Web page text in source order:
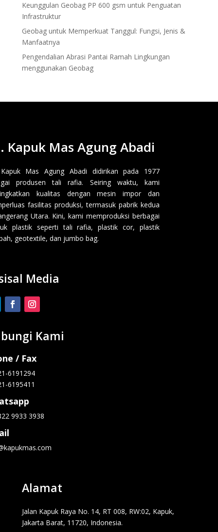
Keunggulan Geobag PP 600 gsm untuk Penguatan
Infrastruktur
Geobag untuk Memperkuat Tanggul: Fungsi, Jenis &
Manfaatnya
Pengendalian Abrasi Pantai Ramah Lingkungan
menggunakan Geobag
Kapuk Mas Agung Abadi
Mas Agung Abadi didirikan pada 1977
produsen tali rafia. Seiring waktu, kami
kualitas dengan mesin impor dan
fasilitas produksi, termasuk pabrik kedua
Utara. Kini, kami memproduksi berbagai
plastik seperti tali rafia, plastik cor, plastik
geotextile, dan jumbo bag.
Media
Kami
/ Fax
6191294
6195411
9933 3938
Alamat
Jalan Kapuk Raya No. 14, RT 008, RW:02, Kapuk,
Jakarta Barat, 11720, Indonesia.